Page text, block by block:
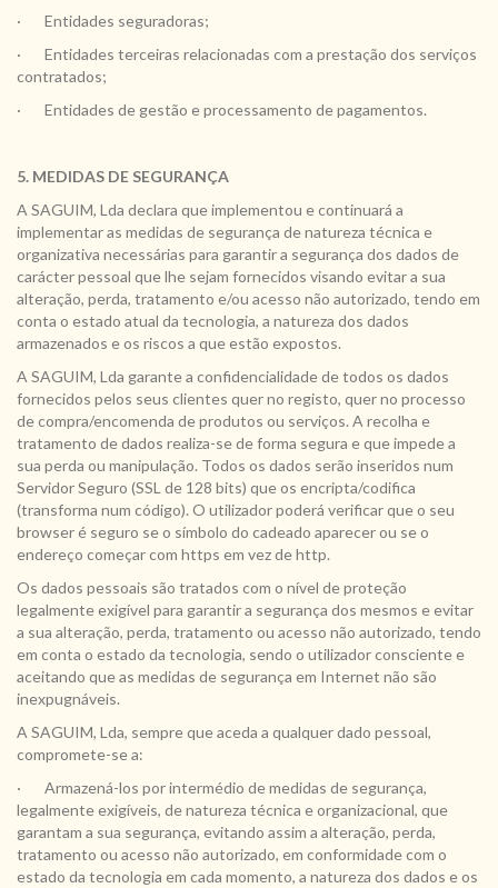
· Entidades seguradoras;
· Entidades terceiras relacionadas com a prestação dos serviços
contratados;
· Entidades de gestão e processamento de pagamentos.
5. MEDIDAS DE SEGURANÇA
A SAGUIM, Lda declara que implementou e continuará a
implementar as medidas de segurança de natureza técnica e
organizativa necessárias para garantir a segurança dos dados de
carácter pessoal que lhe sejam fornecidos visando evitar a sua
alteração, perda, tratamento e/ou acesso não autorizado, tendo em
conta o estado atual da tecnologia, a natureza dos dados
armazenados e os riscos a que estão expostos.
A SAGUIM, Lda garante a confidencialidade de todos os dados
fornecidos pelos seus clientes quer no registo, quer no processo
de compra/encomenda de produtos ou serviços. A recolha e
tratamento de dados realiza-se de forma segura e que impede a
sua perda ou manipulação. Todos os dados serão inseridos num
Servidor Seguro (SSL de 128 bits) que os encripta/codifica
(transforma num código). O utilizador poderá verificar que o seu
browser é seguro se o símbolo do cadeado aparecer ou se o
endereço começar com https em vez de http.
Os dados pessoais são tratados com o nível de proteção
legalmente exigível para garantir a segurança dos mesmos e evitar
a sua alteração, perda, tratamento ou acesso não autorizado, tendo
em conta o estado da tecnologia, sendo o utilizador consciente e
aceitando que as medidas de segurança em Internet não são
inexpugnáveis.
A SAGUIM, Lda, sempre que aceda a qualquer dado pessoal,
compromete-se a:
· Armazená-los por intermédio de medidas de segurança,
legalmente exigíveis, de natureza técnica e organizacional, que
garantam a sua segurança, evitando assim a alteração, perda,
tratamento ou acesso não autorizado, em conformidade com o
estado da tecnologia em cada momento, a natureza dos dados e os